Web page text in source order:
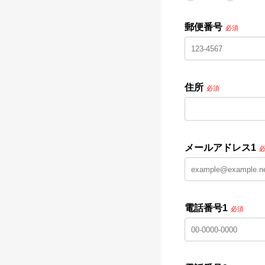
郵便番号 必須
住所 必須
メールアドレス1
電話番号1 必須